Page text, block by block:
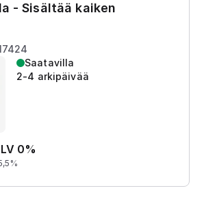
- Sisältää kaiken
Saatavilla
2-4 arkipäivää
0%